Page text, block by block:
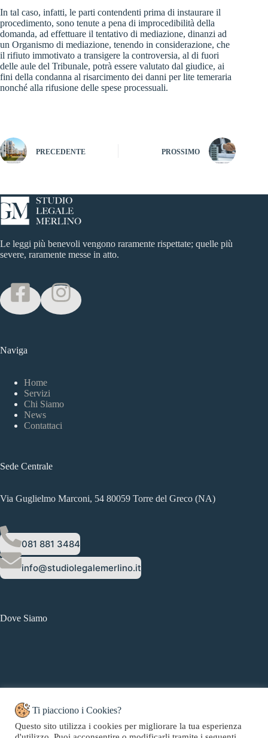
In tal caso, infatti, le parti contendenti prima di instaurare il
procedimento, sono tenute a pena di improcedibilità della
domanda, ad effettuare il tentativo di mediazione, dinanzi ad
un Organismo di mediazione, tenendo in considerazione, che
il rifiuto immotivato a transigere la controversia, al di fuori
delle aule del Tribunale, potrà essere valutato dal giudice, ai
fini della condanna al risarcimento dei danni per lite temeraria
nonché alla rifusione delle spese processuali.
PRECEDENTE PROSSIMO
Le leggi più benevoli vengono raramente rispettate; quelle più
severe, raramente messe in atto.
Naviga
Home
Servizi
Chi Siamo
News
Contattaci
Sede Centrale
Via Guglielmo Marconi, 54 80059 Torre del Greco (NA)
081 881 3484
info@studiolegalemerlino.it
Dove Siamo
Ti piacciono i Cookies?
Questo sito utilizza i cookies per migliorare la tua esperienza